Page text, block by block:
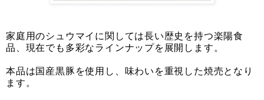
家庭用のシュウマイに関しては長い歴史を持つ楽陽食
品、現在でも多彩なラインナップを展開します。
本品は国産黒豚を使用し、味わいを重視した焼売となり
ます。